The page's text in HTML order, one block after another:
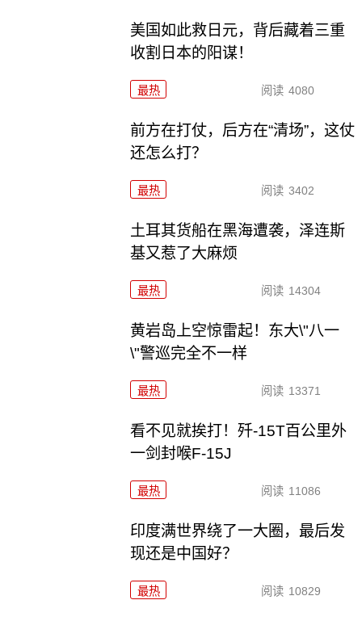
美国如此救日元，背后藏着三重
收割日本的阳谋！
最热 阅读 4080
前方在打仗，后方在“清场”，这仗
还怎么打？
最热 阅读 3402
土耳其货船在黑海遭袭，泽连斯
基又惹了大麻烦
最热 阅读 14304
黄岩岛上空惊雷起！东大\"八一
\"警巡完全不一样
最热 阅读 13371
看不见就挨打！歼-15T百公里外
一剑封喉F-15J
最热 阅读 11086
印度满世界绕了一大圈，最后发
现还是中国好？
最热 阅读 10829